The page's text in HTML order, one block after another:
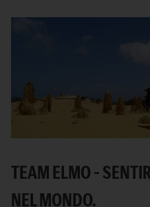
TEAM ELMO –
NEL MONDO.